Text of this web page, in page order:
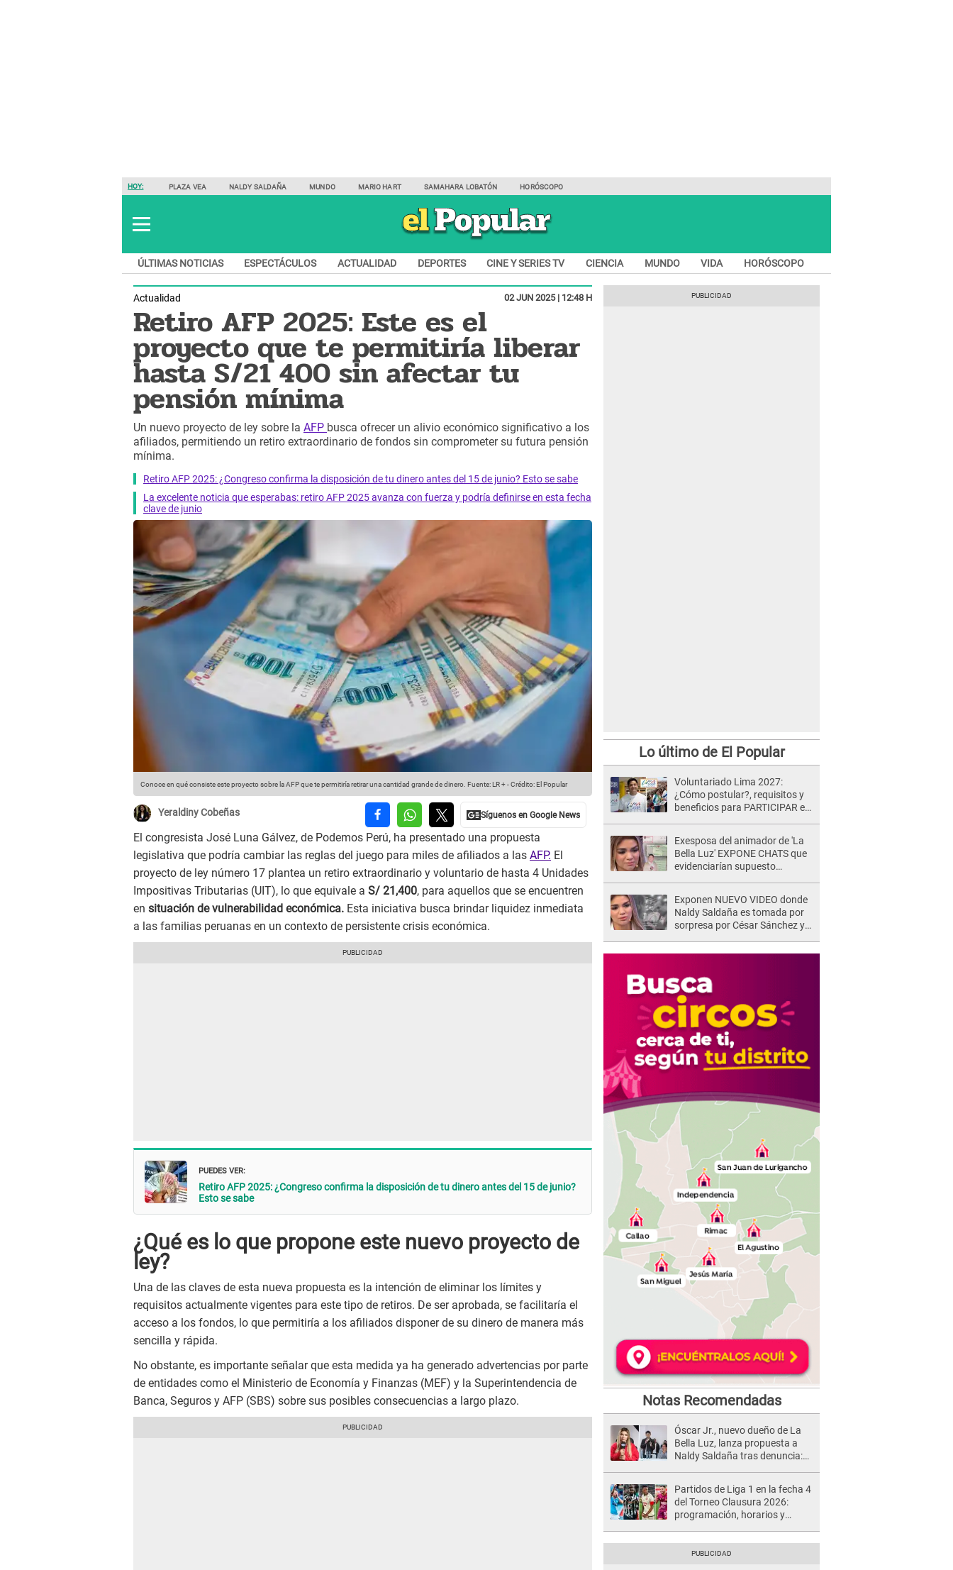
HOY: PLAZA VEA NALDY SALDAÑA MUNDO MARIO HART SAMAHARA LOBATÓN HORÓSCOPO
ÚLTIMAS NOTICIAS ESPECTÁCULOS ACTUALIDAD DEPORTES CINE Y SERIES TV CIENCIA MUNDO VIDA HORÓSCOPO
Actualidad 02 JUN 2025 | 12:48 H
Retiro AFP 2025: Este es el
proyecto que te permitiría liberar
hasta S/21 400 sin afectar tu
pensión mínima
Un nuevo proyecto de ley sobre la AFP busca ofrecer un alivio económico significativo a los
afiliados, permitiendo un retiro extraordinario de fondos sin comprometer su futura pensión
mínima.
Retiro AFP 2025: ¿Congreso confirma la disposición de tu dinero antes del 15 de junio? Esto se sabe
La excelente noticia que esperabas: retiro AFP 2025 avanza con fuerza y podría definirse en esta fecha
clave de junio
Conoce en qué consiste este proyecto sobre la AFP que te permitiría retirar una cantidad grande de dinero. Fuente: LR +-Crédito: El Popular
Yeraldiny Cobeñas
El congresista José Luna Gálvez, de Podemos Perú, ha presentado una propuesta
legislativa que podría cambiar las reglas del juego para miles de afiliados a las AFP. El
proyecto de ley número 17 plantea un retiro extraordinario y voluntario de hasta 4 Unidades
Impositivas Tributarias (UIT), lo que equivale a S/ 21,400, para aquellos que se encuentren
en situación de vulnerabilidad económica. Esta iniciativa busca brindar liquidez inmediata
a las familias peruanas en un contexto de persistente crisis económica.
PUEDES VER:
Retiro AFP 2025: ¿Congreso confirma la disposición de tu dinero antes del 15 de junio?
Esto se sabe
¿Qué es lo que propone este nuevo proyecto de
ley?
Una de las claves de esta nueva propuesta es la intención de eliminar los límites y
requisitos actualmente vigentes para este tipo de retiros. De ser aprobada, se facilitaría el
acceso a los fondos, lo que permitiría a los afiliados disponer de su dinero de manera más
sencilla y rápida.
No obstante, es importante señalar que esta medida ya ha generado advertencias por parte
de entidades como el Ministerio de Economía y Finanzas (MEF) y la Superintendencia de
Banca, Seguros y AFP (SBS) sobre sus posibles consecuencias a largo plazo.
Lo último de El Popular
Voluntariado Lima 2027:
¿Cómo postular?, requisitos y
beneficios para PARTICIPAR en
Exesposa del animador de 'La
Bella Luz' EXPONE CHATS que
evidenciarían supuesto
Exponen NUEVO VIDEO donde
Naldy Saldaña es tomada por
sorpresa por César Sánchez y
Notas Recomendadas
Óscar Jr., nuevo dueño de La
Bella Luz, lanza propuesta a
Naldy Saldaña tras denuncia:
Partidos de Liga 1 en la fecha 4
del Torneo Clausura 2026:
programación, horarios y